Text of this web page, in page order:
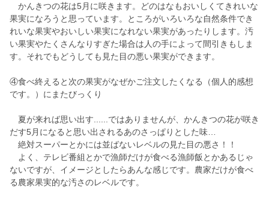
かんきつの花は5月に咲きます。どのはなもおいしくてきれいな
果実になろうと思っています。ところがいろいろな自然条件でき
れいな果実やおいしい果実になれない果実があったりします。汚
い果実やたくさんなりすぎた場合は人の手によって間引きもしま
す。それでもどうしても見た目の悪い果実ができます。
④食べ終えると次の果実がなぜかご注文したくなる（個人的感想
です。）にまたびっくり
夏が来れば思い出す......ではありませんが、かんきつの花が咲き
だす5月になると思い出されるあのさっぱりとした味…
絶対スーパーとかには並ばないレベルの見た目の悪さ！！
よく、テレビ番組とかで漁師だけが食べる漁師飯とかあるじゃ
ないですが、イメージとしたらあんな感じです。農家だけが食べ
る農家果実的な汚さのレベルです。